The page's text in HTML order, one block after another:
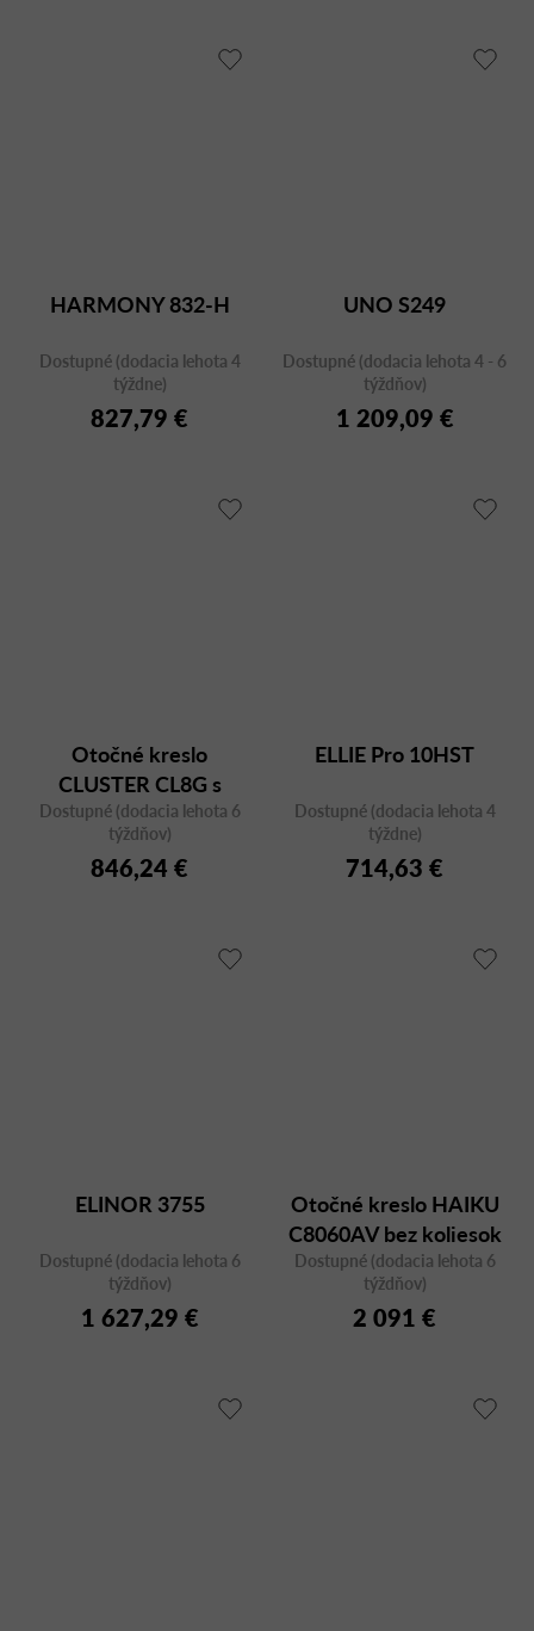
HARMONY 832-H
Dostupné (dodacia lehota 4
týždne)
827,79 €
UNO S249
Dostupné (dodacia lehota 4 - 6
týždňov)
1 209,09 €
Otočné kreslo
CLUSTER CL8G s
dizajnovým operadlom
Dostupné (dodacia lehota 6
týždňov)
846,24 €
ELLIE Pro 10HST
Dostupné (dodacia lehota 4
týždne)
714,63 €
ELINOR 3755
Dostupné (dodacia lehota 6
týždňov)
1 627,29 €
Otočné kreslo HAIKU
C8060AV bez koliesok
Dostupné (dodacia lehota 6
týždňov)
2 091 €